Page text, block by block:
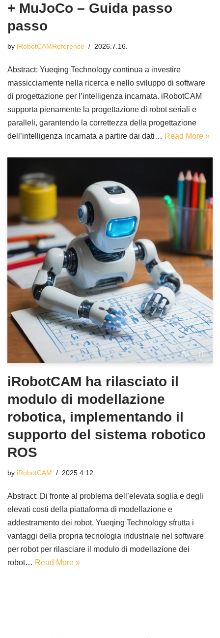
+ MuJoCo – Guida passo
passo
by iRobotCAMReference 2026.7.16.
Abstract: Yueqing Technology continua a investire
massicciamente nella ricerca e nello sviluppo di software
di progettazione per l’intelligenza incarnata. iRobotCAM
supporta pienamente la progettazione di robot seriali e
paralleli, garantendo la correttezza della progettazione
dell’intelligenza incarnata a partire dai dati… Read More »
iRobotCAM ha rilasciato il
modulo di modellazione
robotica, implementando il
supporto del sistema robotico
ROS
by iRobotCAM 2025.4.12.
Abstract: Di fronte al problema dell’elevata soglia e degli
elevati costi della piattaforma di modellazione e
addestramento dei robot, Yueqing Technology sfrutta i
vantaggi della propria tecnologia industriale nel software
per robot per rilasciare il modulo di modellazione dei
robot… Read More »